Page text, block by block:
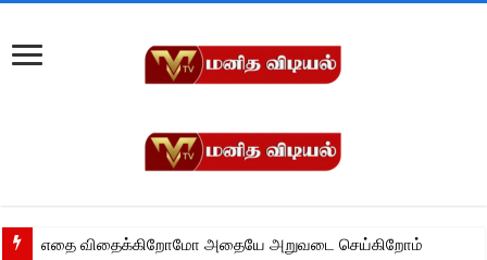
எதை விதைக்கிறோமோ அதையே அறுவடை செய்கிறோம்